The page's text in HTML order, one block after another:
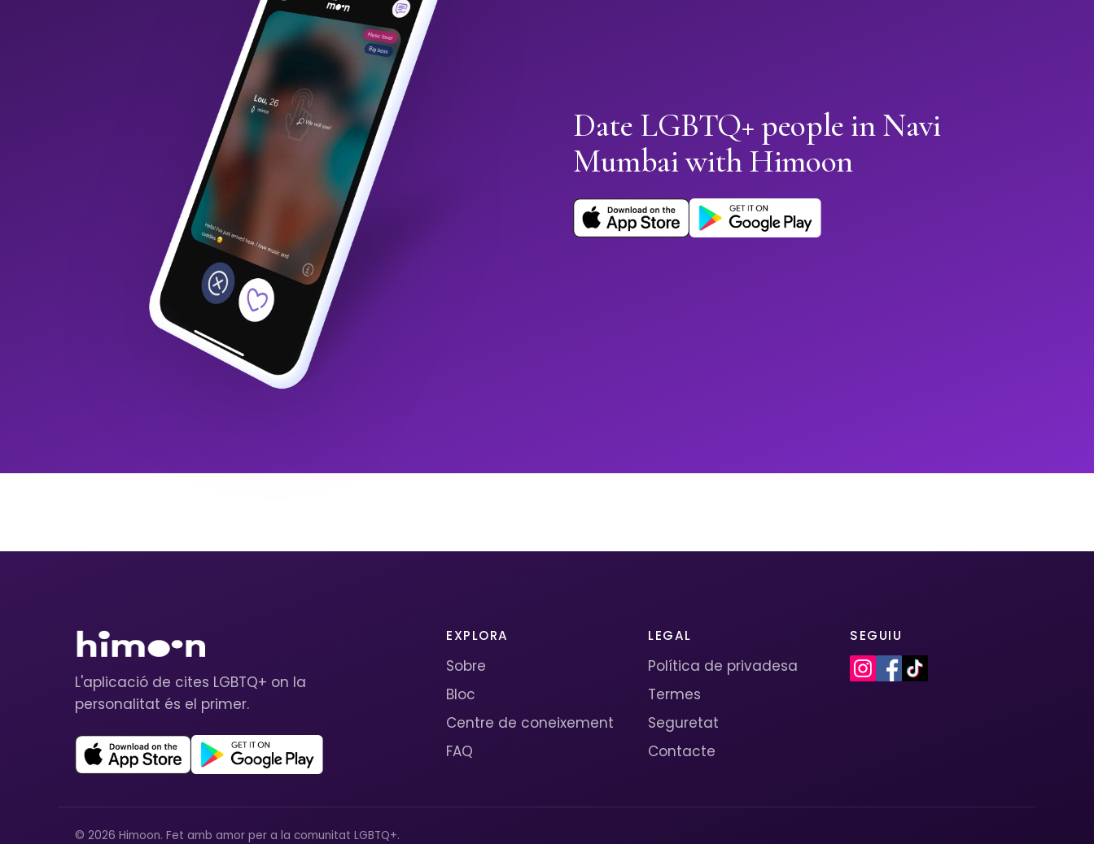
Date LGBTQ+ people in Navi
Mumbai with Himoon
L'aplicació de cites LGBTQ+ on la
personalitat és el primer.
EXPLORA
Sobre
Bloc
Centre de coneixement
FAQ
LEGAL
Política de privadesa
Termes
Seguretat
Contacte
SEGUIU
© 2026 Himoon. Fet amb amor per a la comunitat LGBTQ+.